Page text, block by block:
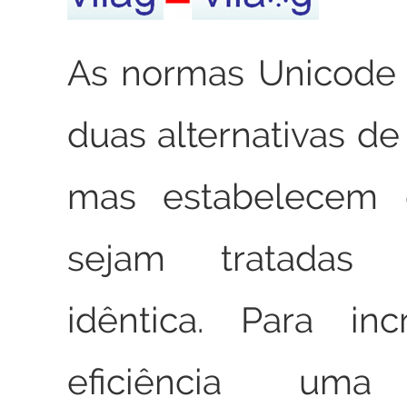
As normas
duas alternativas
mas estabelecem
sejam
idêntica. Para
eficiência uma